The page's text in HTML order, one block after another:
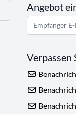
Angebot
Verpassen